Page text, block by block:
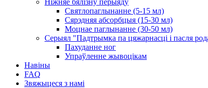
Ніжняе бялізну перыяду
Святлопаглынанне (5-15 мл)
Сярэдняя абсорбцыя (15-30 мл)
Моцнае паглынанне (30-50 мл)
Серыял "Падтрымка па цяжарнасці і пасля
Пахуданне ног
Упраўленне жывоцікам
Навіны
FAQ
Звяжыцеся з намі